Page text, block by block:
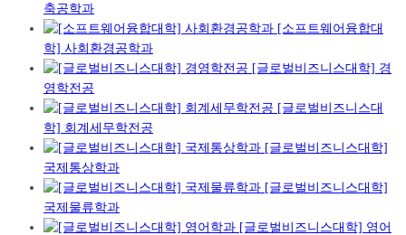
축공학과
[소프트웨어융합대
학] 사회환경공학과
[글로벌비즈니스대학] 경
영학전공
[글로벌비즈니스대
학] 회계세무학전공
[글로벌비즈니스대학]
국제통상학과
[글로벌비즈니스대학]
국제물류학과
[글로벌비즈니스대학] 영어